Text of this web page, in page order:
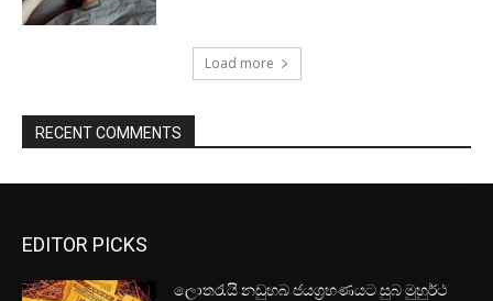
Load more
RECENT COMMENTS
EDITOR PICKS
ලොතරැයි නඩුහබ ජයග්‍රහණයට සුබ මුහුර්ථ